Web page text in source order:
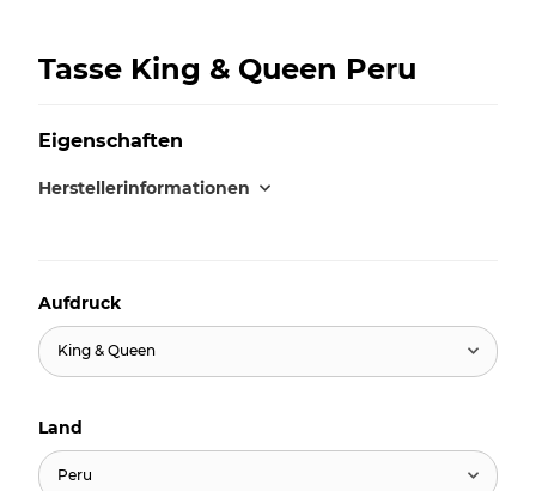
Tasse King & Queen Peru
Eigenschaften
Herstellerinformationen
Aufdruck
King & Queen
Land
Peru